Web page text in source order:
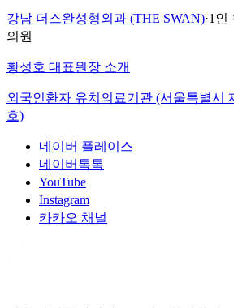
강남 더스완성형외과 (THE SWAN)·1인
의원
황성호 대표원장 소개
외국인환자 유치의료기관 (서울특별시
호)
네이버 플레이스
네이버톡톡
YouTube
Instagram
카카오 채널